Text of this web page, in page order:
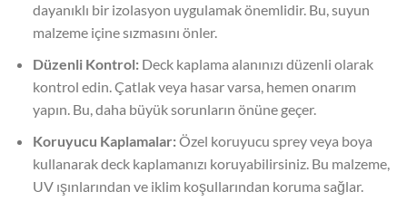
dayanıklı bir izolasyon uygulamak önemlidir. Bu, suyun
malzeme içine sızmasını önler.
Düzenli Kontrol:Deck kaplama alanınızı düzenli olarak
kontrol edin. Çatlak veya hasar varsa, hemen onarım
yapın. Bu, daha büyük sorunların önüne geçer.
Koruyucu Kaplamalar:Özel koruyucu sprey veya boya
kullanarak deck kaplamanızı koruyabilirsiniz. Bu malzeme,
UV ışınlarından ve iklim koşullarından koruma sağlar.